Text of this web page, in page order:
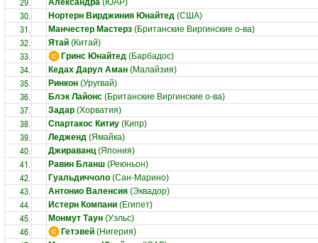
Александра (ЮАР)
30. Нортерн Вирджиния Юнайтед (США)
31. Манчестер Мастерз (Британские Виргинские о-ва)
32. Ятай (Китай)
33. Гринс Юнайтед (Барбадос)
34. Кедах Дарул Аман (Малайзия)
35. Ринкон (Уругвай)
36. Блэк Лайонс (Британские Виргинские о-ва)
37. Задар (Хорватия)
38. Спартакос Китиу (Кипр)
39. Ледженд (Ямайка)
40. Джираванц(Япония)
41. Равин Бланш (Реюньон)
42. Гуальдиччоло (Сан-Марино)
43. Антонио Валенсия (Эквадор)
44. Истерн Компани (Египет)
45. Монмут Таун (Уэльс)
46. Гетэвей (Нигерия)